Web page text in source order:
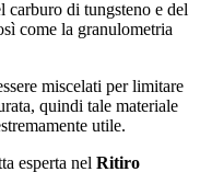
carburo di tungsteno e del
come la granulometria
miscelati per limitare
quindi tale materiale
utile.
esperta nel Ritiro